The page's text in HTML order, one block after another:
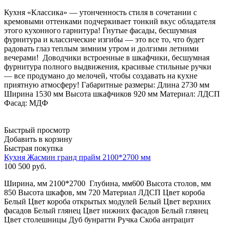
Кухня «Классика» — утонченность стиля в сочетании с
кремовыми оттенками подчеркивает тонкий вкус обладателя
этого кухонного гарнитура! Гнутые фасады, бесшумная
фурнитура и классические изгибы — это все то, что будет
радовать глаз теплым зимним утром и долгими летними
вечерами! Доводчики встроенные в шкафчики, бесшумная
фурнитура полного выдвижения, красивые стильные ручки
— все продумано до мелочей, чтобы создавать на кухне
приятную атмосферу! Габаритные размеры: Длина 2730 мм
Ширина 1530 мм Высота шкафчиков 920 мм Материал: ЛДСП
Фасад: МДФ
Быстрый просмотр
Добавить в корзину
Быстрая покупка
Кухня Жасмин гранд прайм 2100*2700 мм
100 500 руб.
Ширина, мм 2100*2700 Глубина, мм600 Высота столов, мм
850 Высота шкафов, мм 720 Материал ЛДСП Цвет короба
Белый Цвет короба открытых модулей Белый Цвет верхних
фасадов Белый глянец Цвет нижних фасадов Белый глянец
Цвет столешницы Дуб бунратти Ручка Скоба антрацит